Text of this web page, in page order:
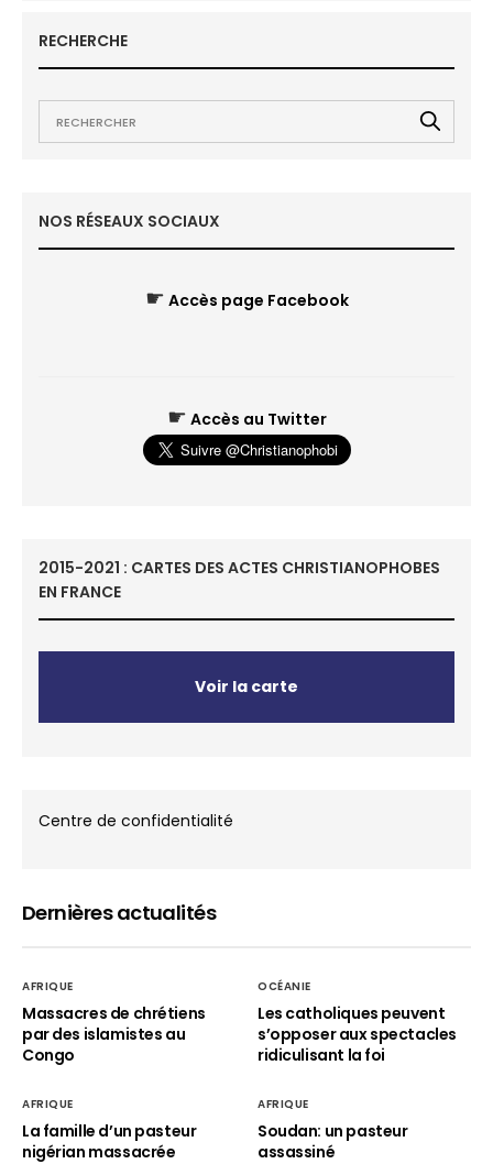
RECHERCHE
NOS RÉSEAUX SOCIAUX
☛ Accès page Facebook
☛ Accès au Twitter
2015-2021 : CARTES DES ACTES CHRISTIANOPHOBES
EN FRANCE
Voir la carte
Centre de confidentialité
Dernières actualités
AFRIQUE
Massacres de chrétiens
par des islamistes au
Congo
OCÉANIE
Les catholiques peuvent
s’opposer aux spectacles
ridiculisant la foi
AFRIQUE
La famille d’un pasteur
nigérian massacrée
AFRIQUE
Soudan: un pasteur
assassiné